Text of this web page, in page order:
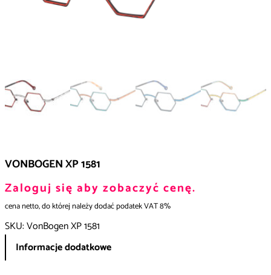
VONBOGEN XP 1581
Zaloguj się aby zobaczyć cenę.
cena netto, do której należy dodać podatek VAT 8%
SKU:VonBogen XP 1581
Informacje dodatkowe